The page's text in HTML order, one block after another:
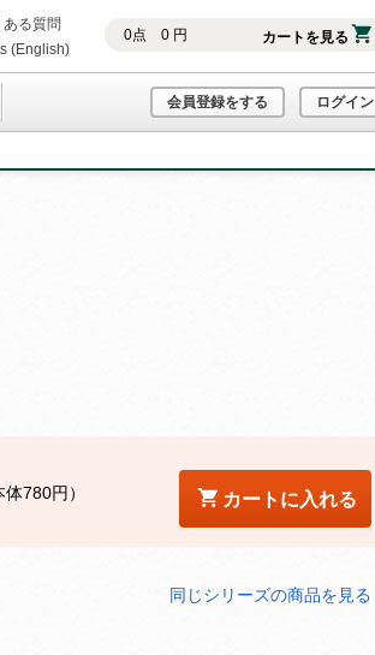
0点 0円 カートを見る
る質問
(English)
会員登録をする ログイン
780円）
カートに入れる
同じシリーズの商品を見る